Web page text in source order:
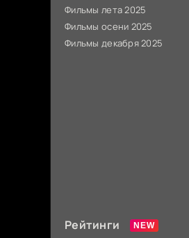
Фильмы лета 2025
Фильмы осени 2025
Фильмы декабря 2025
Рейтинги